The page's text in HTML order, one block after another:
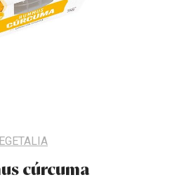
cúrcuma